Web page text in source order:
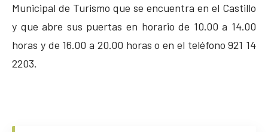
Municipal de Turismo que se encuentra en el Castillo
y que abre sus puertas en horario de 10.00 a 14.00
horas y de 16.00 a 20.00 horas o en el teléfono 921 14
2203.